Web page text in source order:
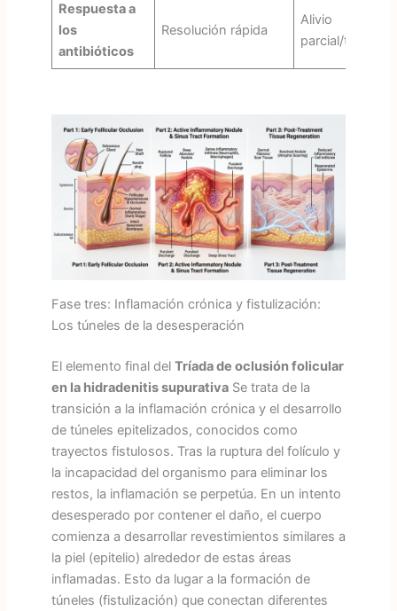
Respuesta a
los
antibióticos
Resolución rápida
Alivio
parcial/temporal
Fase tres: Inflamación crónica y fistulización:
Los túneles de la desesperación
El elemento final del Tríada de oclusión folicular
en la hidradenitis supurativaSe trata de la
transición a la inflamación crónica y el desarrollo
de túneles epitelizados, conocidos como
trayectos fistulosos. Tras la ruptura del folículo y
la incapacidad del organismo para eliminar los
restos, la inflamación se perpetúa. En un intento
desesperado por contener el daño, el cuerpo
comienza a desarrollar revestimientos similares a
la piel (epitelio) alrededor de estas áreas
inflamadas. Esto da lugar a la formación de
túneles (fistulización) que conectan diferentes